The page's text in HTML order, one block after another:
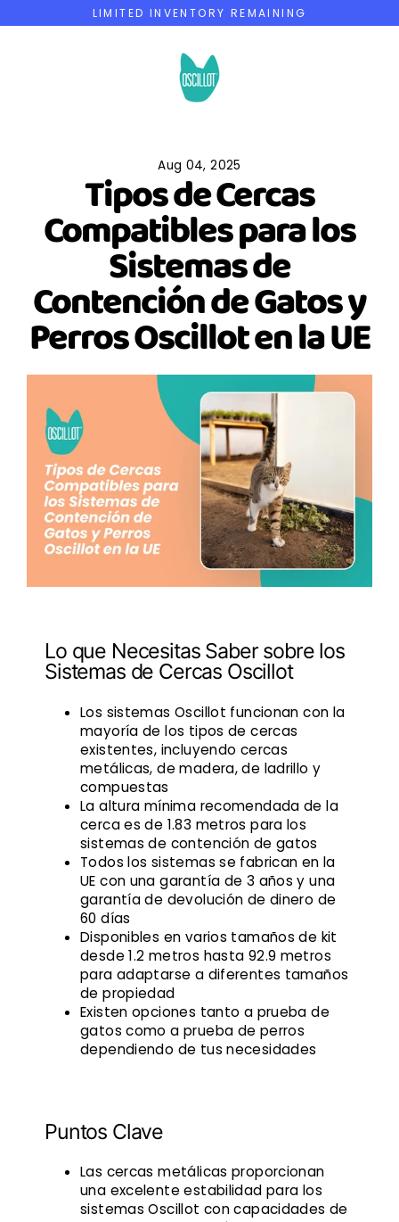
to
LIMITED INVENTORY REMAINING
Aug 04, 2025
Tipos de Cercas
Compatibles para los
Sistemas de
Contención de Gatos y
Perros Oscillot en la UE
Lo que Necesitas Saber sobre los
Sistemas de Cercas Oscillot
Los sistemas Oscillot funcionan con la
mayoría de los tipos de cercas
existentes, incluyendo cercas
metálicas, de madera, de ladrillo y
compuestas
La altura mínima recomendada de la
cerca es de 1.83 metros para los
sistemas de contención de gatos
Todos los sistemas se fabrican en la
UE con una garantía de 3 años y una
garantía de devolución de dinero de
60 días
Disponibles en varios tamaños de kit
desde 1.2 metros hasta 92.9 metros
para adaptarse a diferentes tamaños
de propiedad
Existen opciones tanto a prueba de
gatos como a prueba de perros
dependiendo de tus necesidades
Puntos Clave
Las cercas metálicas proporcionan
una excelente estabilidad para los
sistemas Oscillot con capacidades de